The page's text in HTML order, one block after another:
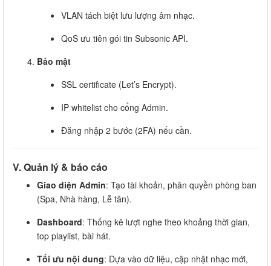
VLAN tách biệt lưu lượng âm nhạc.
QoS ưu tiên gói tin Subsonic API.
Bảo mật
SSL certificate (Let’s Encrypt).
IP whitelist cho cổng Admin.
Đăng nhập 2 bước (2FA) nếu cần.
V. Quản lý & báo cáo
Giao diện Admin: Tạo tài khoản, phân quyền phòng ban
(Spa, Nhà hàng, Lễ tân).
Dashboard: Thống kê lượt nghe theo khoảng thời gian,
top playlist, bài hát.
Tối ưu nội dung: Dựa vào dữ liệu, cập nhật nhạc mới,